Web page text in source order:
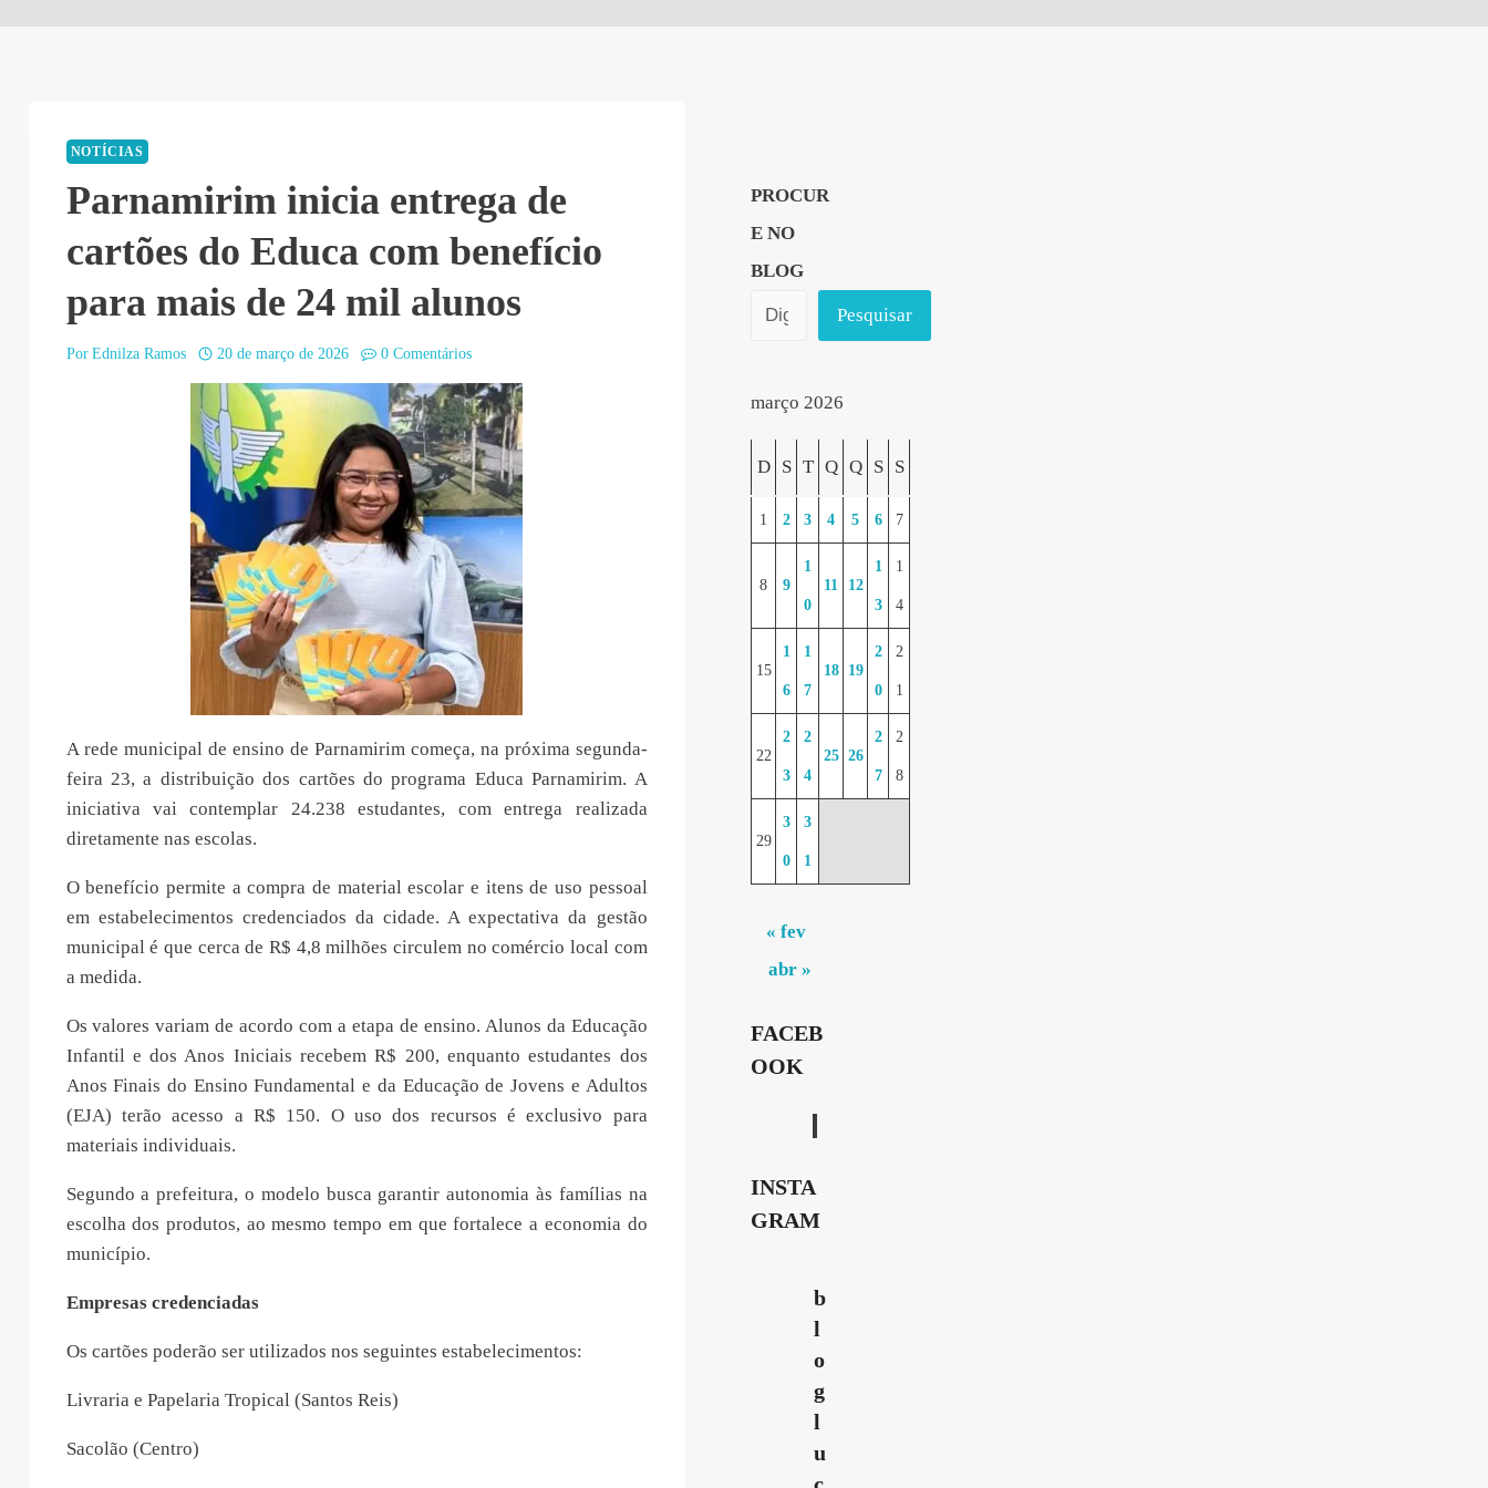
NOTÍCIAS
Parnamirim inicia entrega de
cartões do Educa com benefício
para mais de 24 mil alunos
Por Ednilza Ramos 20 de março de 2026 0 Comentários
A rede municipal de ensino de Parnamirim começa, na próxima segunda-
feira 23, a distribuição dos cartões do programa Educa Parnamirim. A
iniciativa vai contemplar 24.238 estudantes, com entrega realizada
diretamente nas escolas.
O benefício permite a compra de material escolar e itens de uso pessoal
em estabelecimentos credenciados da cidade. A expectativa da gestão
municipal é que cerca de R$ 4,8 milhões circulem no comércio local com
a medida.
Os valores variam de acordo com a etapa de ensino. Alunos da Educação
Infantil e dos Anos Iniciais recebem R$ 200, enquanto estudantes dos
Anos Finais do Ensino Fundamental e da Educação de Jovens e Adultos
(EJA) terão acesso a R$ 150. O uso dos recursos é exclusivo para
materiais individuais.
Segundo a prefeitura, o modelo busca garantir autonomia às famílias na
escolha dos produtos, ao mesmo tempo em que fortalece a economia do
município.
Empresas credenciadas
Os cartões poderão ser utilizados nos seguintes estabelecimentos:
Livraria e Papelaria Tropical (Santos Reis)
Sacolão (Centro)
PROCUR
E NO
BLOG
Pesquisar
março 2026
D S T Q Q S S
1 2 3 4 5 6 7
8 9
1
0
11 12
1
3
1
4
15
1
6
1
7
18 19
2
0
2
1
22
2
3
2
4
25 26
2
7
2
8
29
3
0
3
1
« fev
abr »
FACEB
OOK
INSTA
GRAM
b
l
o
g
l
u